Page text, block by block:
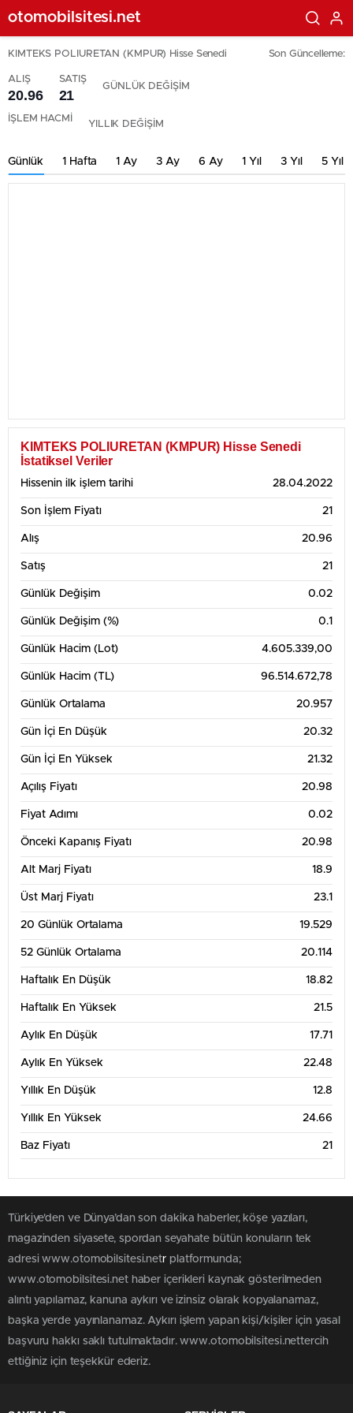
otomobilsitesi.net
KIMTEKS POLIURETAN (KMPUR) Hisse Senedi Son Güncelleme:
ALIŞ
20.96
SATIŞ
21
GÜNLÜK DEĞİŞİM
İŞLEM HACMİ YILLIK DEĞİŞİM
Günlük 1 Hafta 1 Ay 3 Ay 6 Ay 1 Yıl 3 Yıl 5 Yıl
KIMTEKS POLIURETAN (KMPUR) Hisse Senedi
İstatiksel Veriler
Hissenin ilk işlem tarihi 28.04.2022
Son İşlem Fiyatı 21
Alış 20.96
Satış 21
Günlük Değişim 0.02
Günlük Değişim (%) 0.1
Günlük Hacim (Lot) 4.605.339,00
Günlük Hacim (TL) 96.514.672,78
Günlük Ortalama 20.957
Gün İçi En Düşük 20.32
Gün İçi En Yüksek 21.32
Açılış Fiyatı 20.98
Fiyat Adımı 0.02
Önceki Kapanış Fiyatı 20.98
Alt Marj Fiyatı 18.9
Üst Marj Fiyatı 23.1
20 Günlük Ortalama 19.529
52 Günlük Ortalama 20.114
Haftalık En Düşük 18.82
Haftalık En Yüksek 21.5
Aylık En Düşük 17.71
Aylık En Yüksek 22.48
Yıllık En Düşük 12.8
Yıllık En Yüksek 24.66
Baz Fiyatı 21
Türkiye'den ve Dünya’dan son dakika haberler, köşe yazıları,
magazinden siyasete, spordan seyahate bütün konuların tek
adresi www.otomobilsitesi.netr platformunda;
www.otomobilsitesi.net haber içerikleri kaynak gösterilmeden
alıntı yapılamaz, kanuna aykırı ve izinsiz olarak kopyalanamaz,
başka yerde yayınlanamaz. Aykırı işlem yapan kişi/kişiler için yasal
başvuru hakkı saklı tutulmaktadır. www.otomobilsitesi.nettercih
ettiğiniz için teşekkür ederiz.